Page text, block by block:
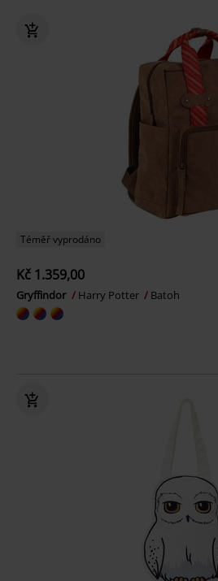
Téměř vyprodáno
Kč 1.359,00
Gryffindor Harry Potter Batoh